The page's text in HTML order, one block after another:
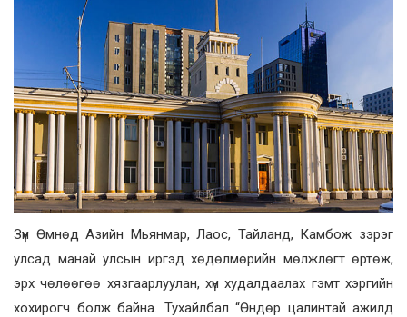
Зүүн Өмнөд Азийн Мьянмар, Лаос, Тайланд, Камбож зэрэг
улсад манай улсын иргэд хөдөлмөрийн мөлжлөгт өртөж,
эрх чөлөөгөө хязгаарлуулан, хүн худалдаалах гэмт хэргийн
хохирогч болж байна. Тухайлбал “Өндөр цалинтай ажилд